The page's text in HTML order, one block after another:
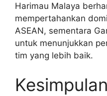
Harimau Malaya
mempertahankan
ASEAN, sementara
untuk menunjukkan
tim yang lebih baik.
Kesimpulan